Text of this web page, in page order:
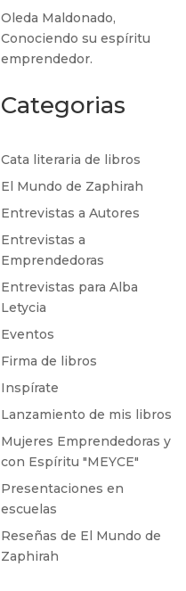
Oleda Maldonado,
Conociendo su espíritu
emprendedor.
Categorias
Cata literaria de libros
El Mundo de Zaphirah
Entrevistas a Autores
Entrevistas a
Emprendedoras
Entrevistas para Alba
Letycia
Eventos
Firma de libros
Inspírate
Lanzamiento de mis libros
Mujeres Emprendedoras y
con Espíritu "MEYCE"
Presentaciones en
escuelas
Reseñas de El Mundo de
Zaphirah